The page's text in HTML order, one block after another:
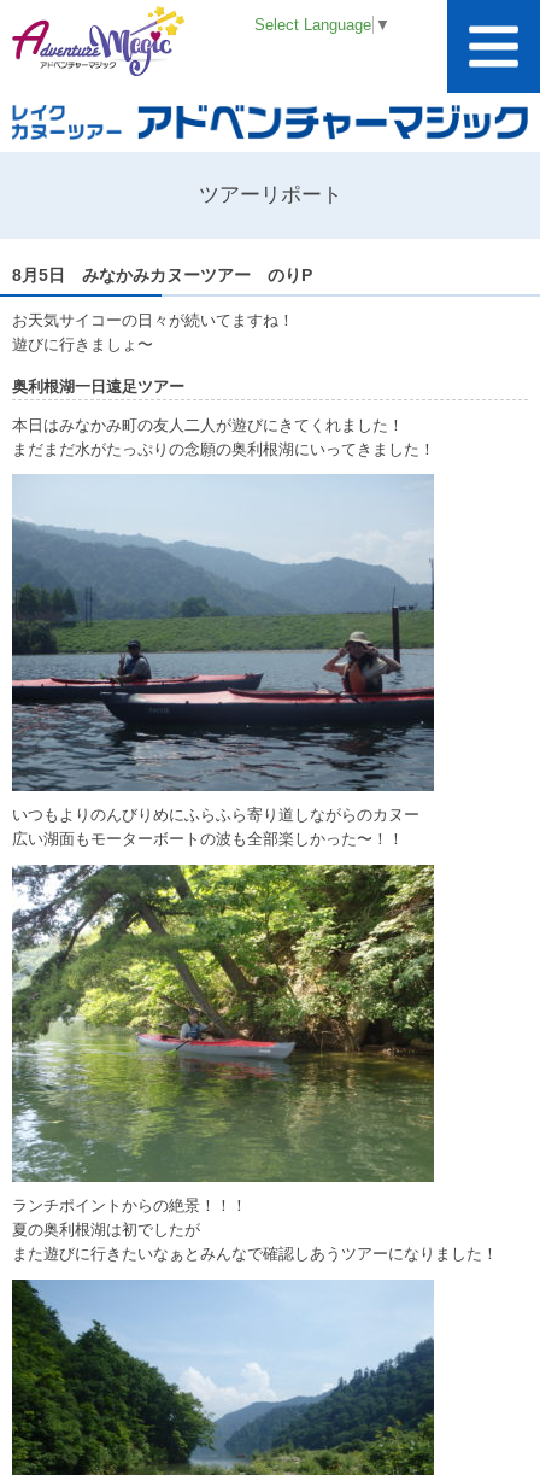
Select Language ▼
ツアーリポート
8月5日 みなかみカヌーツアー のりP
お天気サイコーの日々が続いてますね！
遊びに行きましょ〜
奥利根湖一日遠足ツアー
本日はみなかみ町の友人二人が遊びにきてくれました！
まだまだ水がたっぷりの念願の奥利根湖にいってきました！
いつもよりのんびりめにふらふら寄り道しながらのカヌー
広い湖面もモーターボートの波も全部楽しかった〜！！
ランチポイントからの絶景！！！
夏の奥利根湖は初でしたが
また遊びに行きたいなぁとみんなで確認しあうツアーになりました！